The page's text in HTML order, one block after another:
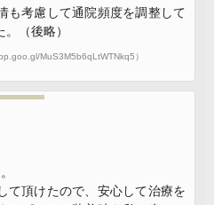
も考慮して通院頻度を調整して
（後略）
MuS3M5b6qLtWTNkq5）
て頂けたので、安心して治療を